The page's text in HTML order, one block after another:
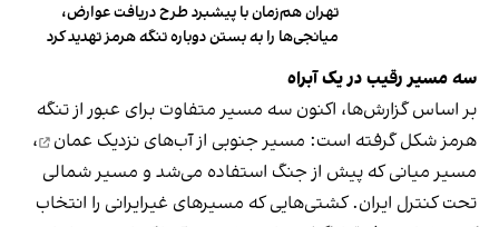
تهران هم‌زمان با پیشبرد طرح دریافت عوارض،
میانجی‌ها را به بستن دوباره تنگه هرمز تهدید کرد
سه مسیر رقیب در یک آبراه
بر اساس گزارش‌ها، اکنون سه مسیر متفاوت برای عبور از تنگه
هرمز شکل گرفته است: مسیر جنوبی ازآب‌های نزدیک عمان
،
مسیر میانی که پیش از جنگ استفاده می‌شد و مسیر شمالی
تحت کنترل ایران. کشتی‌هایی که مسیرهای غیرایرانی را انتخاب